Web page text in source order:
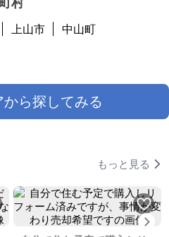
上山市
中山町
ら探してみる
もっと見る